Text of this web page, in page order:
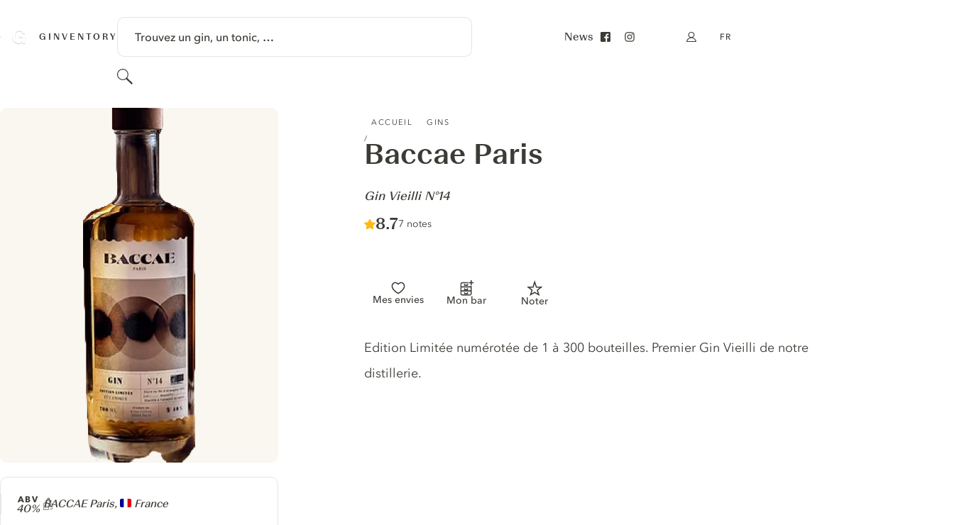
GINVENTORY Trouvez un gin, un tonic, …
Rechercher
News Mon compte
FR
ACCUEIL GINS
Baccae Paris
-
Gin Vieilli N°14
Score :
8.7/ 10
7 notes
Mes envies Mon bar Noter
Producteur
BACCAE Paris, France
ABV
40%
Description du gin
Edition Limitée numérotée de 1 à 300 bouteilles. Premier Gin Vieilli de notre
distillerie.